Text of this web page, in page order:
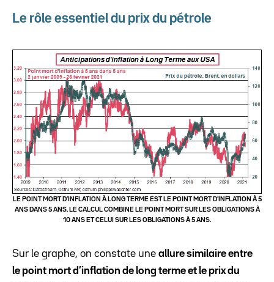
Le rôle essentiel du prix du pétrole
LE POINT MORT D’INFLATION À LONG TERME EST LE POINT MORT D’INFLATION À 5
ANS DANS 5 ANS. LE CALCUL COMBINE LE POINT MORT SUR LES OBLIGATIONS À
10 ANS ET CELUI SUR LES OBLIGATIONS À 5 ANS.
Sur le graphe, on constate une allure similaire entre
le point mort d’inflation de long terme et le prix du